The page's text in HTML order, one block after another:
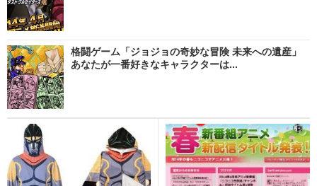
格闘ゲーム「ジョジョの奇妙な冒険 未来への遺産」
あなたが一番好きなキャラクターは...